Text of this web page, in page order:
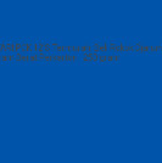
PCK 12’S Termurah. Beli Rokok
Berat Perkarton : 250 gram